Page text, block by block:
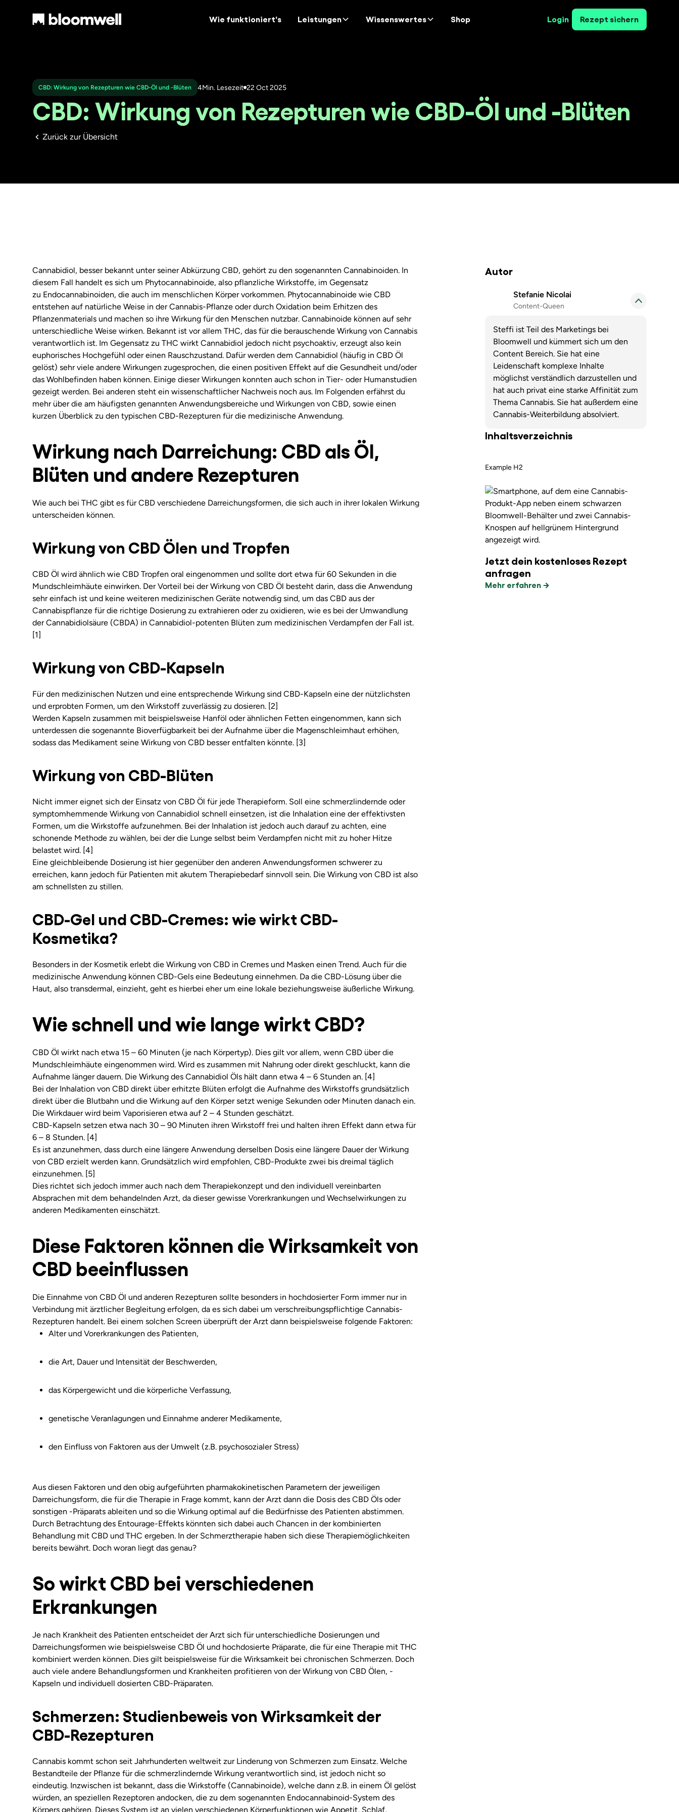
Wie funktioniert's Leistungen Wissenswertes Shop Login Rezept sichern
CBD: Wirkung von Rezepturen wie CBD-Öl und -Blüten 4Min. Lesezeit 22 Oct 2025
CBD: Wirkung von Rezepturen wie CBD-Öl und -Blüten
Zurück zur Übersicht
Cannabidiol, besser bekannt unter seiner Abkürzung CBD, gehört zu den sogenannten Cannabinoiden. In
diesem Fall handelt es sich um Phytocannabinoide, also pflanzliche Wirkstoffe, im Gegensatz
zu Endocannabinoiden, die auch im menschlichen Körper vorkommen. Phytocannabinoide wie CBD
entstehen auf natürliche Weise in der Cannabis-Pflanze oder durch Oxidation beim Erhitzen des
Pflanzenmaterials und machen so ihre Wirkung für den Menschen nutzbar. Cannabinoide können auf sehr
unterschiedliche Weise wirken. Bekannt ist vor allem THC, das für die berauschende Wirkung von Cannabis
verantwortlich ist. Im Gegensatz zu THC wirkt Cannabidiol jedoch nicht psychoaktiv, erzeugt also kein
euphorisches Hochgefühl oder einen Rauschzustand. Dafür werden dem Cannabidiol (häufig in CBD Öl
gelöst) sehr viele andere Wirkungen zugesprochen, die einen positiven Effekt auf die Gesundheit und/oder
das Wohlbefinden haben können. Einige dieser Wirkungen konnten auch schon in Tier- oder Humanstudien
gezeigt werden. Bei anderen steht ein wissenschaftlicher Nachweis noch aus. Im Folgenden erfährst du
mehr über die am häufigsten genannten Anwendungsbereiche und Wirkungen von CBD, sowie einen
kurzen Überblick zu den typischen CBD-Rezepturen für die medizinische Anwendung.
Wirkung nach Darreichung: CBD als Öl,
Blüten und andere Rezepturen
Wie auch bei THC gibt es für CBD verschiedene Darreichungsformen, die sich auch in ihrer lokalen Wirkung
unterscheiden können.
Wirkung von CBD Ölen und Tropfen
CBD Öl wird ähnlich wie CBD Tropfen oral eingenommen und sollte dort etwa für 60 Sekunden in die
Mundschleimhäute einwirken. Der Vorteil bei der Wirkung von CBD Öl besteht darin, dass die Anwendung
sehr einfach ist und keine weiteren medizinischen Geräte notwendig sind, um das CBD aus der
Cannabispflanze für die richtige Dosierung zu extrahieren oder zu oxidieren, wie es bei der Umwandlung
der Cannabidiolsäure (CBDA) in Cannabidiol-potenten Blüten zum medizinischen Verdampfen der Fall ist.
[1]
Wirkung von CBD-Kapseln
Für den medizinischen Nutzen und eine entsprechende Wirkung sind CBD-Kapseln eine der nützlichsten
und erprobten Formen, um den Wirkstoff zuverlässig zu dosieren. [2]
Werden Kapseln zusammen mit beispielsweise Hanföl oder ähnlichen Fetten eingenommen, kann sich
unterdessen die sogenannte Bioverfügbarkeit bei der Aufnahme über die Magenschleimhaut erhöhen,
sodass das Medikament seine Wirkung von CBD besser entfalten könnte. [3]
Wirkung von CBD-Blüten
Nicht immer eignet sich der Einsatz von CBD Öl für jede Therapieform. Soll eine schmerzlindernde oder
symptomhemmende Wirkung von Cannabidiol schnell einsetzen, ist die Inhalation eine der effektivsten
Formen, um die Wirkstoffe aufzunehmen. Bei der Inhalation ist jedoch auch darauf zu achten, eine
schonende Methode zu wählen, bei der die Lunge selbst beim Verdampfen nicht mit zu hoher Hitze
belastet wird. [4]
Eine gleichbleibende Dosierung ist hier gegenüber den anderen Anwendungsformen schwerer zu
erreichen, kann jedoch für Patienten mit akutem Therapiebedarf sinnvoll sein. Die Wirkung von CBD ist also
am schnellsten zu stillen.
CBD-Gel und CBD-Cremes: wie wirkt CBD-
Kosmetika?
Besonders in der Kosmetik erlebt die Wirkung von CBD in Cremes und Masken einen Trend. Auch für die
medizinische Anwendung können CBD-Gels eine Bedeutung einnehmen. Da die CBD-Lösung über die
Haut, also transdermal, einzieht, geht es hierbei eher um eine lokale beziehungsweise äußerliche Wirkung.
Wie schnell und wie lange wirkt CBD?
CBD Öl wirkt nach etwa 15 – 60 Minuten (je nach Körpertyp). Dies gilt vor allem, wenn CBD über die
Mundschleimhäute eingenommen wird. Wird es zusammen mit Nahrung oder direkt geschluckt, kann die
Aufnahme länger dauern. Die Wirkung des Cannabidiol Öls hält dann etwa 4 – 6 Stunden an. [4]
Bei der Inhalation von CBD direkt über erhitzte Blüten erfolgt die Aufnahme des Wirkstoffs grundsätzlich
direkt über die Blutbahn und die Wirkung auf den Körper setzt wenige Sekunden oder Minuten danach ein.
Die Wirkdauer wird beim Vaporisieren etwa auf 2 – 4 Stunden geschätzt.
CBD-Kapseln setzen etwa nach 30 – 90 Minuten ihren Wirkstoff frei und halten ihren Effekt dann etwa für
6 – 8 Stunden. [4]
Es ist anzunehmen, dass durch eine längere Anwendung derselben Dosis eine längere Dauer der Wirkung
von CBD erzielt werden kann. Grundsätzlich wird empfohlen, CBD-Produkte zwei bis dreimal täglich
einzunehmen. [5]
Dies richtet sich jedoch immer auch nach dem Therapiekonzept und den individuell vereinbarten
Absprachen mit dem behandelnden Arzt, da dieser gewisse Vorerkrankungen und Wechselwirkungen zu
anderen Medikamenten einschätzt.
Diese Faktoren können die Wirksamkeit von
CBD beeinflussen
Die Einnahme von CBD Öl und anderen Rezepturen sollte besonders in hochdosierter Form immer nur in
Verbindung mit ärztlicher Begleitung erfolgen, da es sich dabei um verschreibungspflichtige Cannabis-
Rezepturen handelt. Bei einem solchen Screen überprüft der Arzt dann beispielsweise folgende Faktoren:
Alter und Vorerkrankungen des Patienten,
die Art, Dauer und Intensität der Beschwerden,
das Körpergewicht und die körperliche Verfassung,
genetische Veranlagungen und Einnahme anderer Medikamente,
den Einfluss von Faktoren aus der Umwelt (z.B. psychosozialer Stress)
Aus diesen Faktoren und den obig aufgeführten pharmakokinetischen Parametern der jeweiligen
Darreichungsform, die für die Therapie in Frage kommt, kann der Arzt dann die Dosis des CBD Öls oder
sonstigen -Präparats ableiten und so die Wirkung optimal auf die Bedürfnisse des Patienten abstimmen.
Durch Betrachtung des Entourage-Effekts könnten sich dabei auch Chancen in der kombinierten
Behandlung mit CBD und THC ergeben. In der Schmerztherapie haben sich diese Therapiemöglichkeiten
bereits bewährt. Doch woran liegt das genau?
So wirkt CBD bei verschiedenen
Erkrankungen
Je nach Krankheit des Patienten entscheidet der Arzt sich für unterschiedliche Dosierungen und
Darreichungsformen wie beispielsweise CBD Öl und hochdosierte Präparate, die für eine Therapie mit THC
kombiniert werden können. Dies gilt beispielsweise für die Wirksamkeit bei chronischen Schmerzen. Doch
auch viele andere Behandlungsformen und Krankheiten profitieren von der Wirkung von CBD Ölen, -
Kapseln und individuell dosierten CBD-Präparaten.
Schmerzen: Studienbeweis von Wirksamkeit der
CBD-Rezepturen
Cannabis kommt schon seit Jahrhunderten weltweit zur Linderung von Schmerzen zum Einsatz. Welche
Bestandteile der Pflanze für die schmerzlindernde Wirkung verantwortlich sind, ist jedoch nicht so
eindeutig. Inzwischen ist bekannt, dass die Wirkstoffe (Cannabinoide), welche dann z.B. in einem Öl gelöst
würden, an speziellen Rezeptoren andocken, die zu dem sogenannten Endocannabinoid-System des
Körpers gehören. Dieses System ist an vielen verschiedenen Körperfunktionen wie Appetit, Schlaf,
Autor
Stefanie Nicolai
Content-Queen
Steffi ist Teil des Marketings bei
Bloomwell und kümmert sich um den
Content Bereich. Sie hat eine
Leidenschaft komplexe Inhalte
möglichst verständlich darzustellen und
hat auch privat eine starke Affinität zum
Thema Cannabis. Sie hat außerdem eine
Cannabis-Weiterbildung absolviert.
Inhaltsverzeichnis
Example H2
Jetzt dein kostenloses Rezept
anfragen
Mehr erfahren